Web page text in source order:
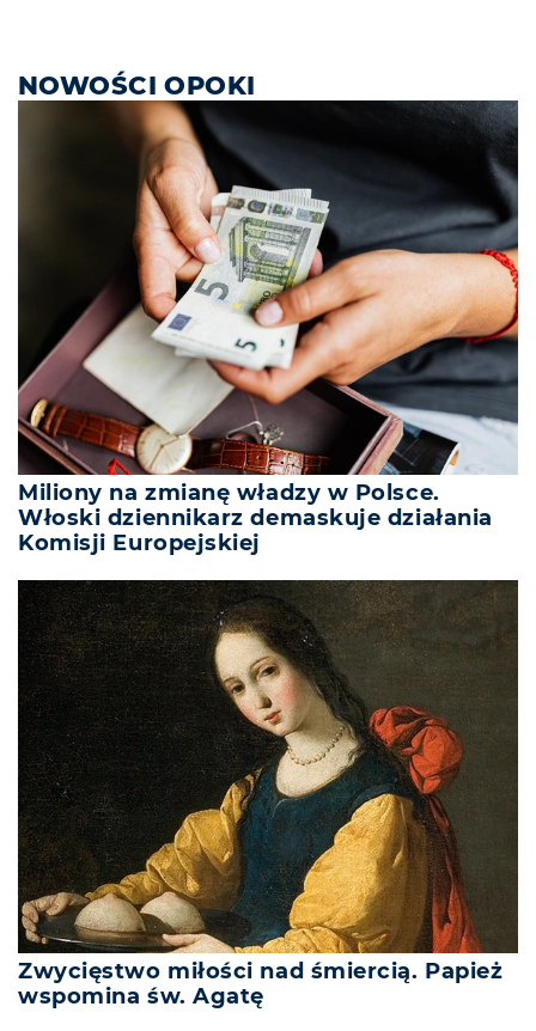
NOWOŚCI OPOKI
Miliony na zmianę władzy w Polsce.
Włoski dziennikarz demaskuje działania
Komisji Europejskiej
Zwycięstwo miłości nad śmiercią. Papież
wspomina św. Agatę